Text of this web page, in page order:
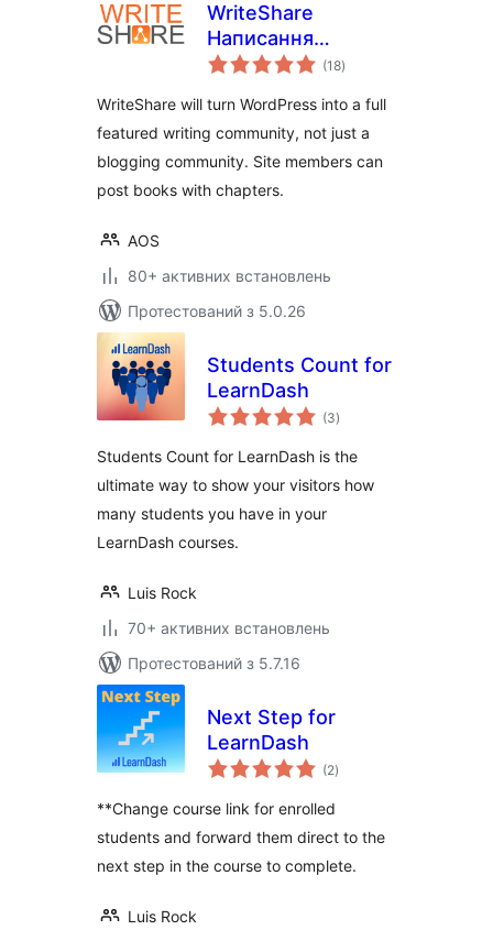
WriteShare
Написання
Community (18загальний
рейтинг
)
WriteShare will turn WordPress into a full
featured writing community, not just a
blogging community. Site members can
post books with chapters.
AOS
80+ активних встановлень
Протестований з 5.0.26
Students Count for
LearnDash
(3загальний
рейтинг
)
Students Count for LearnDash is the
ultimate way to show your visitors how
many students you have in your
LearnDash courses.
Luis Rock
70+ активних встановлень
Протестований з 5.7.16
Next Step for
LearnDash
(2загальний
рейтинг
)
**Change course link for enrolled
students and forward them direct to the
next step in the course to complete.
Luis Rock